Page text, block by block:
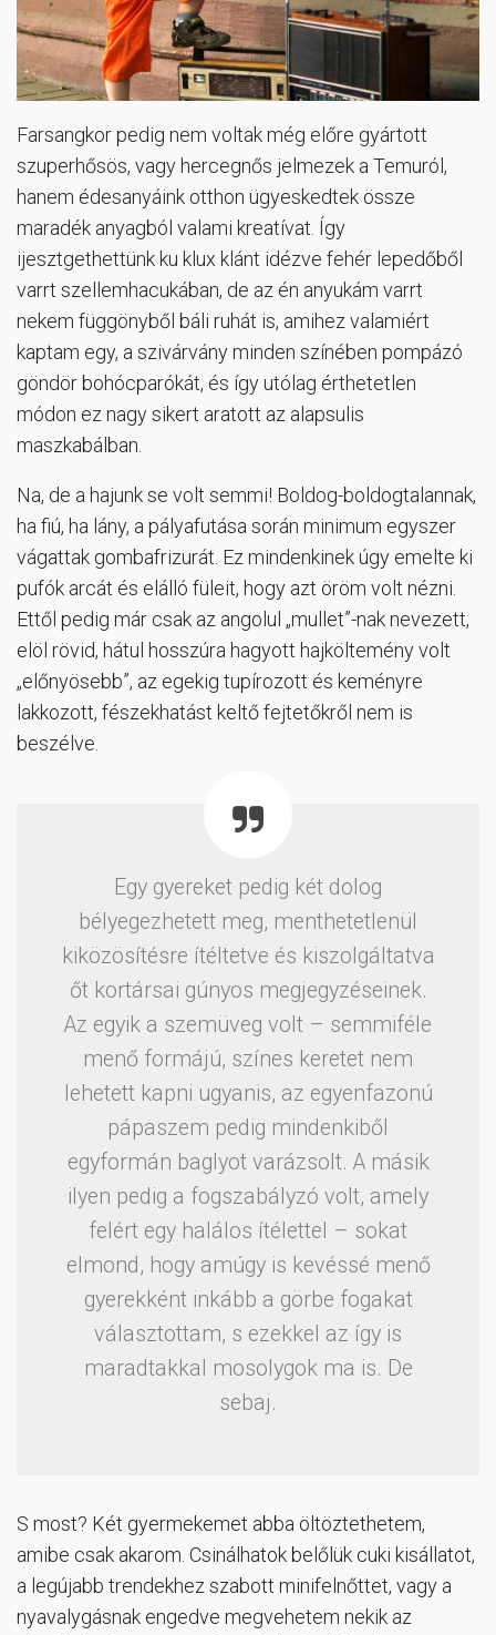
Farsangkor pedig nem voltak még előre gyártott
szuperhősös, vagy hercegnős jelmezek a Temuról,
hanem édesanyáink otthon ügyeskedtek össze
maradék anyagból valami kreatívat. Így
ijesztgethettünk ku klux klánt idézve fehér lepedőből
varrt szellemhacukában, de az én anyukám varrt
nekem függönyből báli ruhát is, amihez valamiért
kaptam egy, a szivárvány minden színében pompázó
göndör bohócparókát, és így utólag érthetetlen
módon ez nagy sikert aratott az alapsulis
maszkabálban.
Na, de a hajunk se volt semmi! Boldog-boldogtalannak,
ha fiú, ha lány, a pályafutása során minimum egyszer
vágattak gombafrizurát. Ez mindenkinek úgy emelte ki
pufók arcát és elálló füleit, hogy azt öröm volt nézni.
Ettől pedig már csak az angolul „mullet”-nak nevezett,
elöl rövid, hátul hosszúra hagyott hajköltemény volt
„előnyösebb”, az egekig tupírozott és keményre
lakkozott, fészekhatást keltő fejtetőkről nem is
beszélve.
Egy gyereket pedig két dolog
bélyegezhetett meg, menthetetlenül
kiközösítésre ítéltetve és kiszolgáltatva
őt kortársai gúnyos megjegyzéseinek.
Az egyik a szemüveg volt – semmiféle
menő formájú, színes keretet nem
lehetett kapni ugyanis, az egyenfazonú
pápaszem pedig mindenkiből
egyformán baglyot varázsolt. A másik
ilyen pedig a fogszabályzó volt, amely
felért egy halálos ítélettel – sokat
elmond, hogy amúgy is kevéssé menő
gyerekként inkább a görbe fogakat
választottam, s ezekkel az így is
maradtakkal mosolygok ma is. De
sebaj.
S most? Két gyermekemet abba öltöztethetem,
amibe csak akarom. Csinálhatok belőlük cuki kisállatot,
a legújabb trendekhez szabott minifelnőttet, vagy a
nyavalygásnak engedve megvehetem nekik az